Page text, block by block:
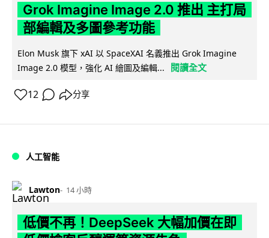
Grok Imagine Image 2.0 推出 主打局
部編輯及多圖參考功能
Elon Musk 旗下 xAI 以 SpaceXAI 名義推出 Grok Imagine
Image 2.0 模型，強化 AI 繪圖及編輯...
閱讀全文
12 分享
人工智能
Lawton 14 小時
低價不再！DeepSeek 大幅加價在即